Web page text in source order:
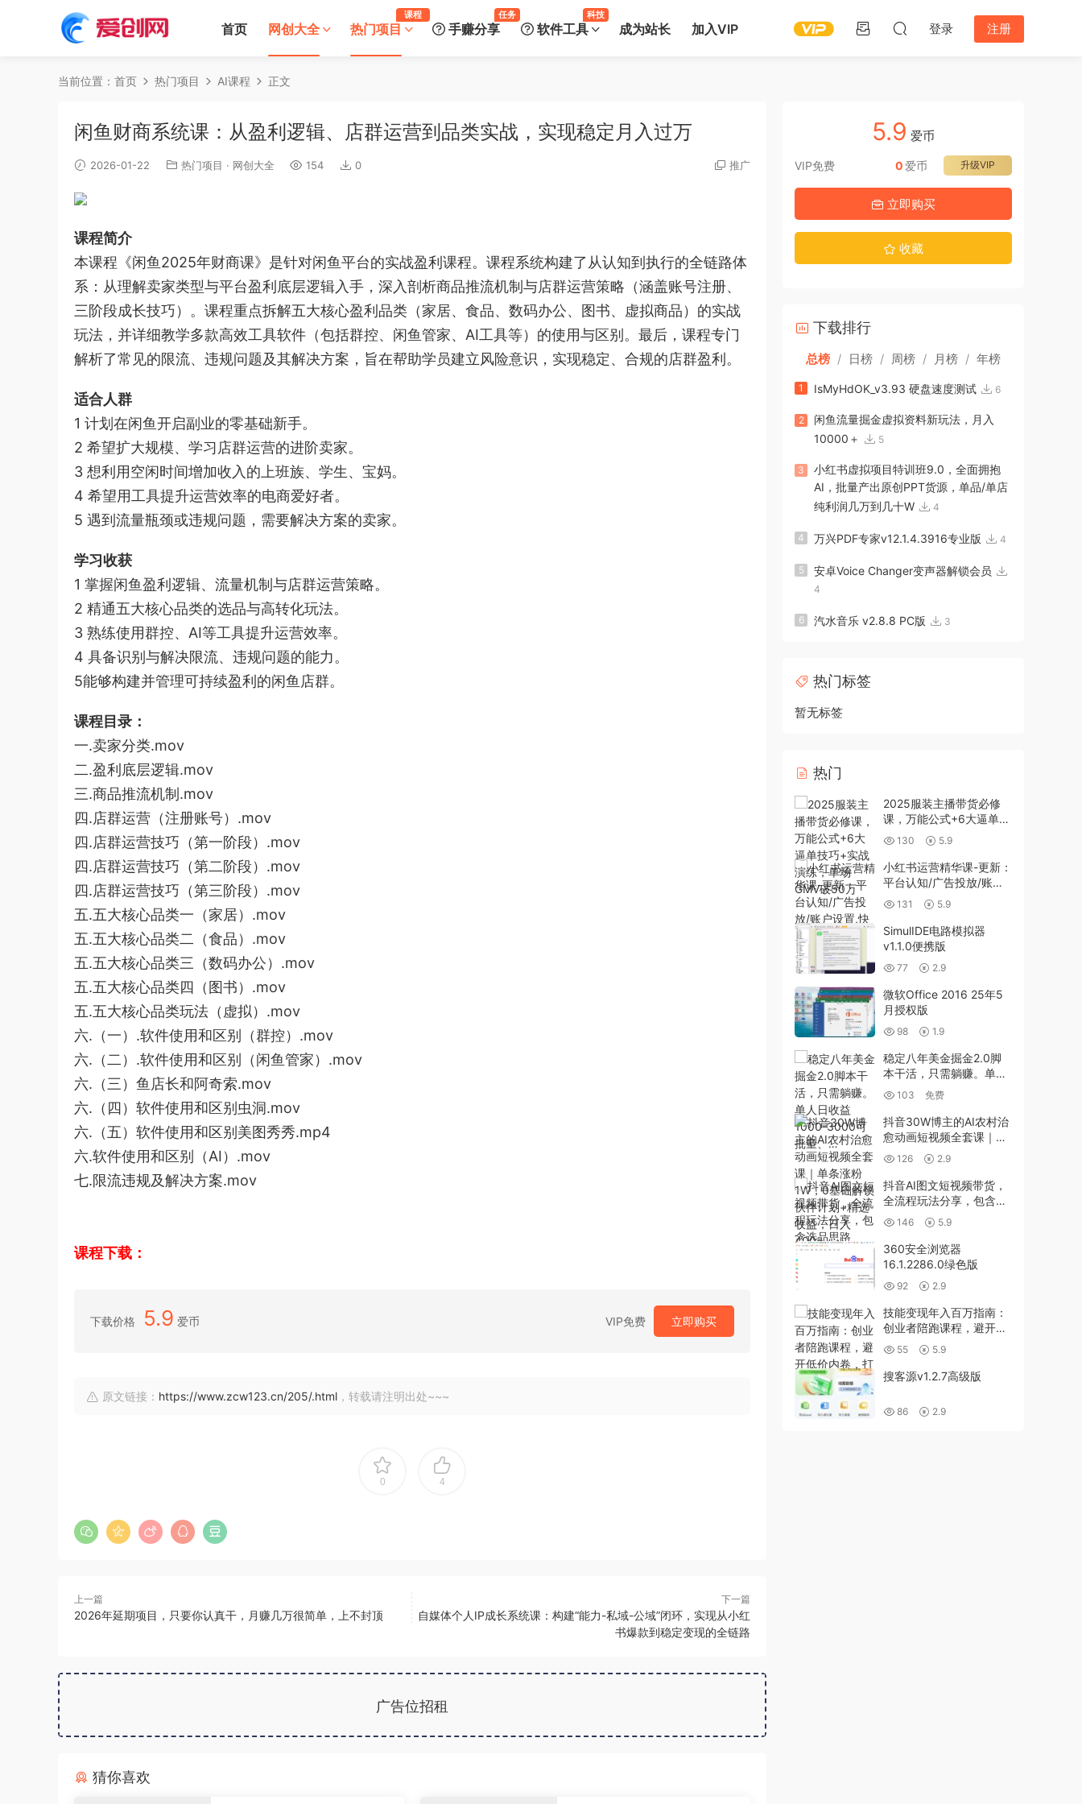
首页 网创大全 热门项目
课程
手赚分享
任务
软件工具
科技
成为站长 加入VIP 登录 注册
当前位置： 首页 热门项目 AI课程 正文
闲鱼财商系统课：从盈利逻辑、店群运营到品类实战，实现稳定月入过万
2026-01-22 热门项目 · 网创大全 154 0 推广
课程简介
本课程《闲鱼2025年财商课》是针对闲鱼平台的实战盈利课程。课程系统构建了从认知到执行的全链路体
系：从理解卖家类型与平台盈利底层逻辑入手，深入剖析商品推流机制与店群运营策略（涵盖账号注册、
三阶段成长技巧）。课程重点拆解五大核心盈利品类（家居、食品、数码办公、图书、虚拟商品）的实战
玩法，并详细教学多款高效工具软件（包括群控、闲鱼管家、AI工具等）的使用与区别。最后，课程专门
解析了常见的限流、违规问题及其解决方案，旨在帮助学员建立风险意识，实现稳定、合规的店群盈利。
适合人群
1 计划在闲鱼开启副业的零基础新手。
2 希望扩大规模、学习店群运营的进阶卖家。
3 想利用空闲时间增加收入的上班族、学生、宝妈。
4 希望用工具提升运营效率的电商爱好者。
5 遇到流量瓶颈或违规问题，需要解决方案的卖家。
学习收获
1 掌握闲鱼盈利逻辑、流量机制与店群运营策略。
2 精通五大核心品类的选品与高转化玩法。
3 熟练使用群控、AI等工具提升运营效率。
4 具备识别与解决限流、违规问题的能力。
5能够构建并管理可持续盈利的闲鱼店群。
课程目录：
一.卖家分类.mov
二.盈利底层逻辑.mov
三.商品推流机制.mov
四.店群运营（注册账号）.mov
四.店群运营技巧（第一阶段）.mov
四.店群运营技巧（第二阶段）.mov
四.店群运营技巧（第三阶段）.mov
五.五大核心品类一（家居）.mov
五.五大核心品类二（食品）.mov
五.五大核心品类三（数码办公）.mov
五.五大核心品类四（图书）.mov
五.五大核心品类玩法（虚拟）.mov
六.（一）.软件使用和区别（群控）.mov
六.（二）.软件使用和区别（闲鱼管家）.mov
六.（三）鱼店长和阿奇索.mov
六.（四）软件使用和区别虫洞.mov
六.（五）软件使用和区别美图秀秀.mp4
六.软件使用和区别（AI）.mov
七.限流违规及解决方案.mov
课程下载：
下载价格 5.9 爱币 VIP免费 立即购买
原文链接： https://www.zcw123.cn/205/.html ，转载请注明出处~~~
0 4
上一篇
2026年延期项目，只要你认真干，月赚几万很简单，上不封顶
下一篇
自媒体个人IP成长系统课：构建“能力-私域-公域”闭环，实现从小红
书爆款到稳定变现的全链路
广告位招租
猜你喜欢
5.9 爱币
VIP免费 升级VIP
0 爱币
立即购买
收藏
下载排行
总榜 / 日榜 / 周榜 / 月榜 / 年榜
1 IsMyHdOK_v3.93 硬盘速度测试 6
2
闲鱼流量掘金虚拟资料新玩法，月入
10000＋
5
3
小红书虚拟项目特训班9.0，全面拥抱
AI，批量产出原创PPT货源，单品/单店
纯利润几万到几十W
4
4 万兴PDF专家v12.1.4.3916专业版 4
5 安卓Voice Changer变声器解锁会员
4
6 汽水音乐 v2.8.8 PC版 3
热门标签
暂无标签
热门
2025服装主播带货必修
课，万能公式+6大逼单技
巧+实战演练，单场GMV
破50万
130 5.9
小红书运营精华课-更新：
平台认知/广告投放/账户
设置,快速掌握精准获客与
变现
131 5.9
SimulIDE电路模拟器
v1.1.0便携版
77 2.9
微软Office 2016 25年5
月授权版
98 1.9
稳定八年美金掘金2.0脚
本干活，只需躺赚。单人
日收益1000-3000可批
量、…
103 免费
抖音30W博主的AI农村治
愈动画短视频全套课｜单
条涨粉1W，0基础解锁伙
伴计划+精选收益，日入
400+
126 2.9
抖音AI图文短视频带货，
全流程玩法分享，包含选
品思路
146 5.9
360安全浏览器
16.1.2286.0绿色版
92 2.9
技能变现年入百万指南：
创业者陪跑课程，避开低
价内卷，打通技能到财富
的盈利闭环
55 5.9
搜客源v1.2.7高级版
86 2.9